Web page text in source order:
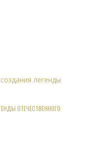
ОТЕЧЕСТВЕННОГО